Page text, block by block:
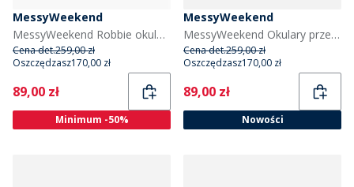
MessyWeekend
MessyWeekend Robbie okulary przeciwsłoneczne kolor Crystal
Cena det.259,00 zł
Oszczędzasz170,00 zł
Current
89,00 zł
Minimum -50%
MessyWeekend
MessyWeekend Okulary przeciwsłoneczne Drift kolor Czarny
Cena det.259,00 zł
Oszczędzasz170,00 zł
Current
89,00 zł
Nowości